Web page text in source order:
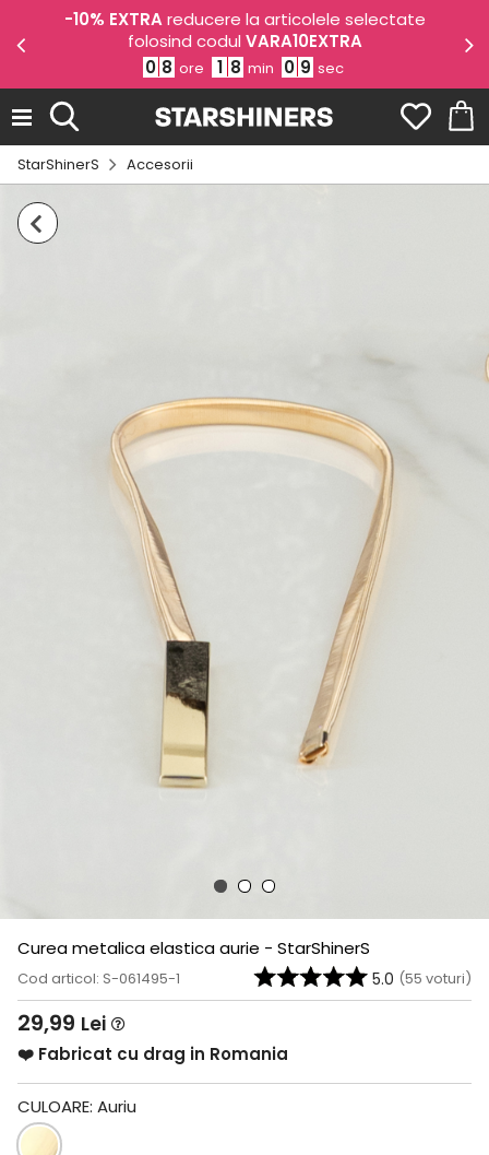
-10% EXTRAreducere la articolele selectate
folosind codul VARA10EXTRA
0 8 ore 1 8 min 0 9 sec
StarShinerS Accesorii
Curea metalica elastica aurie - StarShinerS
Cod articol: S-061495-1 5.0 (55 voturi)
29,99 Lei
❤️ Fabricat cu drag in Romania
CULOARE: Auriu